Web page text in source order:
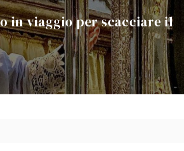
in viaggio per scacciare il